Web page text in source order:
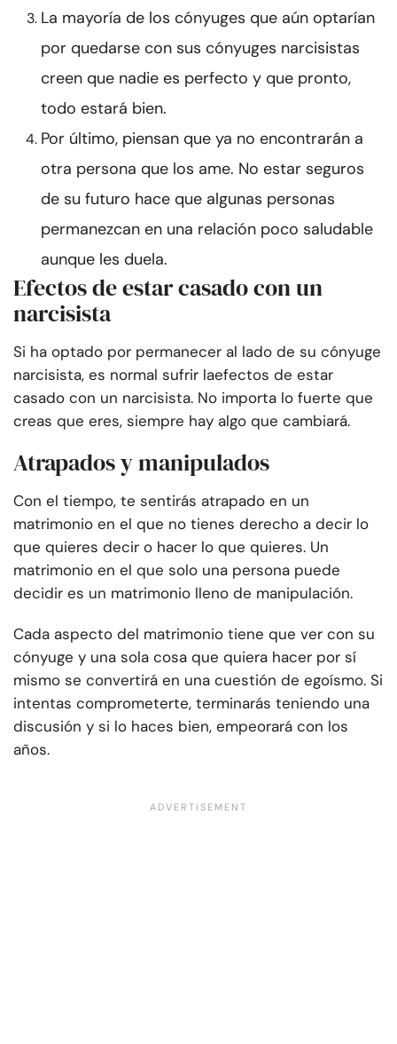
La mayoría de los cónyuges que aún optarían
por quedarse con sus cónyuges narcisistas
creen que nadie es perfecto y que pronto,
todo estará bien.
Por último, piensan que ya no encontrarán a
otra persona que los ame. No estar seguros
de su futuro hace que algunas personas
permanezcan en una relación poco saludable
aunque les duela.
Efectos de estar casado con un
narcisista
Si ha optado por permanecer al lado de su cónyuge
narcisista, es normal sufrir laefectos de estar
casado con un narcisista. No importa lo fuerte que
creas que eres, siempre hay algo que cambiará.
Atrapados y manipulados
Con el tiempo, te sentirás atrapado en un
matrimonio en el que no tienes derecho a decir lo
que quieres decir o hacer lo que quieres. Un
matrimonio en el que solo una persona puede
decidir es un matrimonio lleno de manipulación.
Cada aspecto del matrimonio tiene que ver con su
cónyuge y una sola cosa que quiera hacer por sí
mismo se convertirá en una cuestión de egoísmo. Si
intentas comprometerte, terminarás teniendo una
discusión y si lo haces bien, empeorará con los
años.